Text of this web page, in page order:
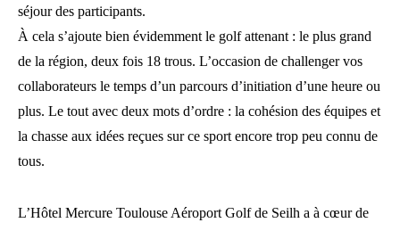
séjour des participants.
À cela s’ajoute bien évidemment le golf attenant : le plus grand
de la région, deux fois 18 trous. L’occasion de challenger vos
collaborateurs le temps d’un parcours d’initiation d’une heure ou
plus. Le tout avec deux mots d’ordre : la cohésion des équipes et
la chasse aux idées reçues sur ce sport encore trop peu connu de
tous.
L’Hôtel Mercure Toulouse Aéroport Golf de Seilh a à cœur de